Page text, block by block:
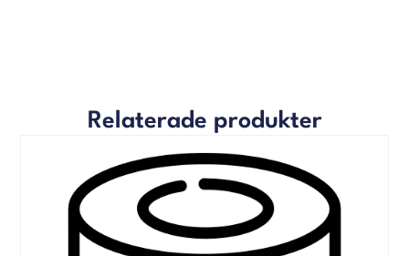
Relaterade produkter